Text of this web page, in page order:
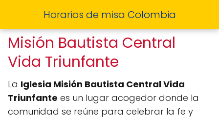
Horarios de misa Colombia
Misión Bautista Central
Vida Triunfante
La Iglesia Misión Bautista Central Vida
Triunfante es un lugar acogedor donde la
comunidad se reúne para celebrar la fe y